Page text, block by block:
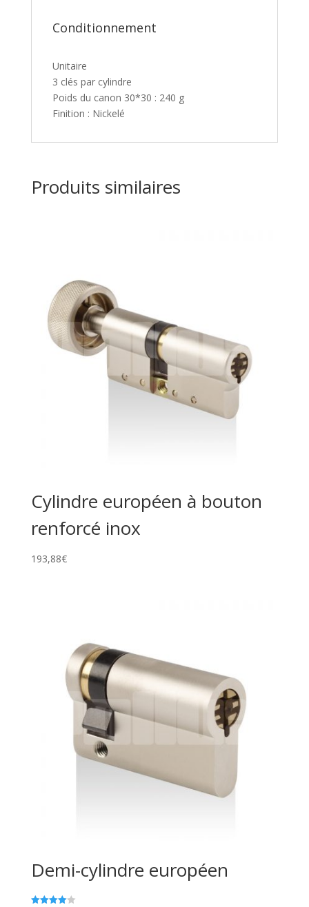
Conditionnement
Unitaire
3 clés par cylindre
Poids du canon 30*30 : 240 g
Finition : Nickelé
Produits similaires
Cylindre européen à bouton
renforcé inox
193,88€
Demi-cylindre européen